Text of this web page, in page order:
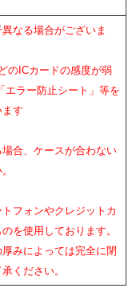
なる場合がございま
のICカードの感度が弱
エラー防止シート」等を
す
合、ケースが合わない
フォンやクレジットカ
を使用しております。
みによっては完全に閉
ください。